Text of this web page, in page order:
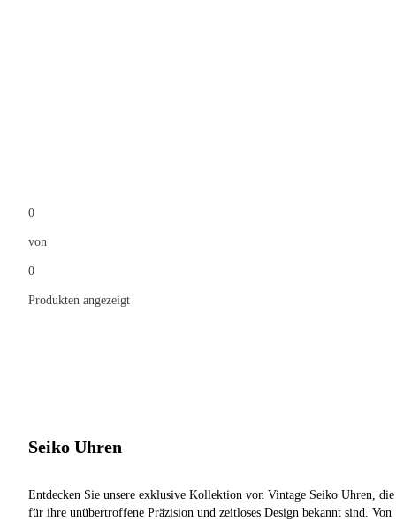
0
von
0
Produkten angezeigt
Seiko Uhren
Entdecken Sie unsere exklusive Kollektion von Vintage Seiko Uhren, die
für ihre unübertroffene Präzision und zeitloses Design bekannt sind. Von